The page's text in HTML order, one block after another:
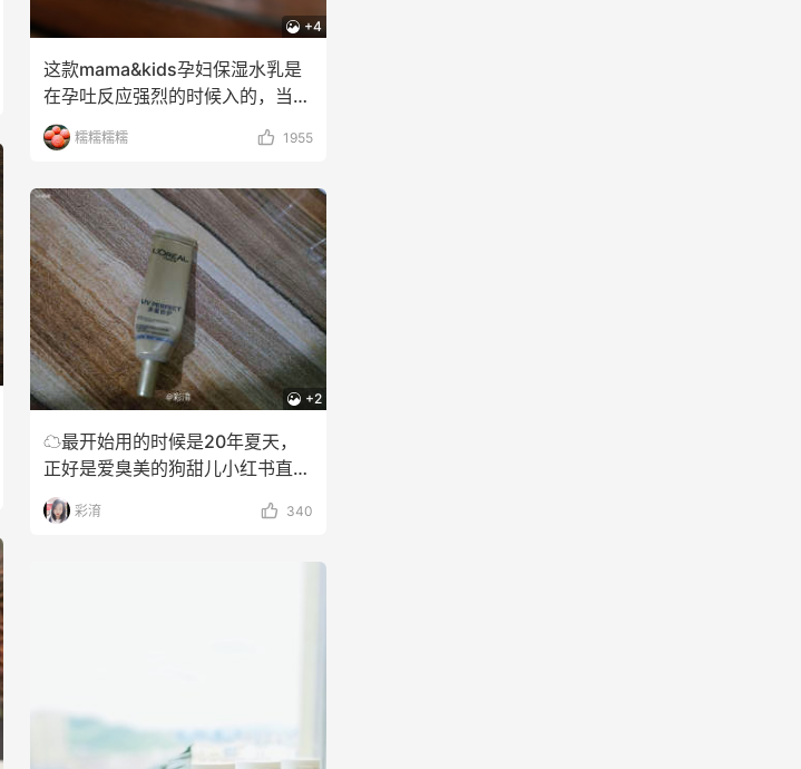
+4
这款mama&kids孕妇保湿水乳是
在孕吐反应强烈的时候入的，当时
别的护肤用着味
糯糯糯糯 1955
+2
☁️最开始用的时候是20年夏天，
正好是爱臭美的狗甜儿小红书直播
带货，其中就有欧莱
彩淯 340